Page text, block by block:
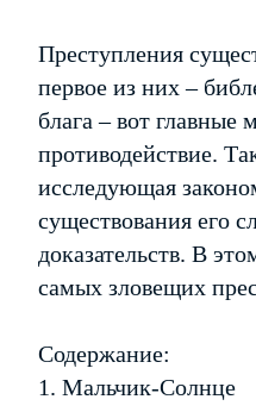
Преступления
первое из них –
блага – вот
противодействие.
исследующая
существования его
доказательств. В
самых зловещих
Содержание:
1. Мальчик-Солнце